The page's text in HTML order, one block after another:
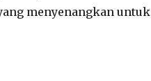
menyenangkan untuk